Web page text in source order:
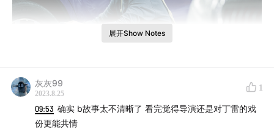
主播推荐分数（5星制）：
Aki：3.5星 （高校影视专业教师）《热烈》是一部“浓
烈”的电影，类型完成度较高，有着体育电影特有的激
展开Show Notes
灰灰99
2023.8.25
1
09:53 确实 b故事太不清晰了 看完觉得导演还是对丁雷的戏
份更能共情